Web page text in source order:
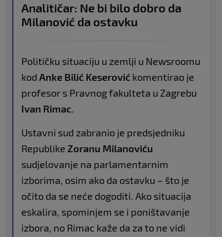
Analitičar: Ne bi bilo dobro da
Milanović da ostavku
Političku situaciju u zemlji u Newsroomu
kod Anke Bilić Keserović komentirao je
profesor s Pravnog fakulteta u Zagrebu
Ivan Rimac.
Ustavni sud zabranio je predsjedniku
Republike Zoranu Milanoviću
sudjelovanje na parlamentarnim
izborima, osim ako da ostavku – što je
očito da se neće dogoditi. Ako situacija
eskalira, spominjem se i poništavanje
izbora, no Rimac kaže da za to ne vidi